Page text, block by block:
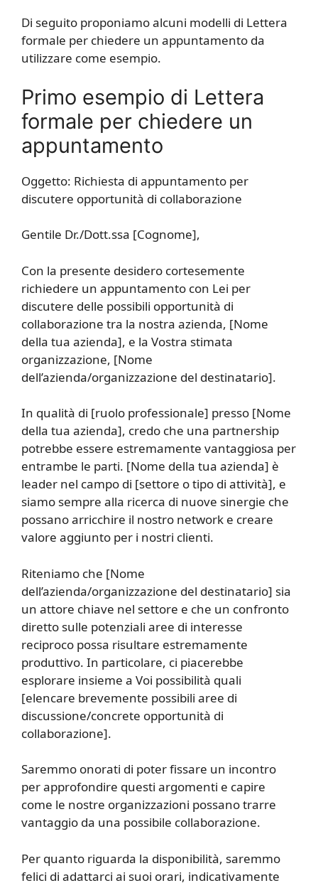
Di seguito proponiamo alcuni modelli di Lettera
formale per chiedere un appuntamento da
utilizzare come esempio.
Primo esempio di Lettera
formale per chiedere un
appuntamento
Oggetto: Richiesta di appuntamento per
discutere opportunità di collaborazione
Gentile Dr./Dott.ssa [Cognome],
Con la presente desidero cortesemente
richiedere un appuntamento con Lei per
discutere delle possibili opportunità di
collaborazione tra la nostra azienda, [Nome
della tua azienda], e la Vostra stimata
organizzazione, [Nome
dell’azienda/organizzazione del destinatario].
In qualità di [ruolo professionale] presso [Nome
della tua azienda], credo che una partnership
potrebbe essere estremamente vantaggiosa per
entrambe le parti. [Nome della tua azienda] è
leader nel campo di [settore o tipo di attività], e
siamo sempre alla ricerca di nuove sinergie che
possano arricchire il nostro network e creare
valore aggiunto per i nostri clienti.
Riteniamo che [Nome
dell’azienda/organizzazione del destinatario] sia
un attore chiave nel settore e che un confronto
diretto sulle potenziali aree di interesse
reciproco possa risultare estremamente
produttivo. In particolare, ci piacerebbe
esplorare insieme a Voi possibilità quali
[elencare brevemente possibili aree di
discussione/concrete opportunità di
collaborazione].
Saremmo onorati di poter fissare un incontro
per approfondire questi argomenti e capire
come le nostre organizzazioni possano trarre
vantaggio da una possibile collaborazione.
Per quanto riguarda la disponibilità, saremmo
felici di adattarci ai suoi orari, indicativamente